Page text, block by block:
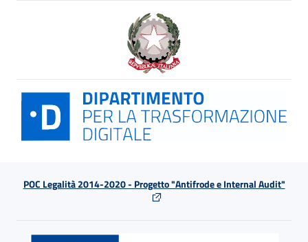
POC Legalità 2014-2020 - Progetto "Antifrode e Internal Audit"